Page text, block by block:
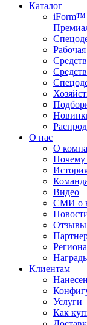
Каталог
iForm™
О нас
О
Почему
Видео
СМИ о
Отзывы
Клиентам
Услуги
Как